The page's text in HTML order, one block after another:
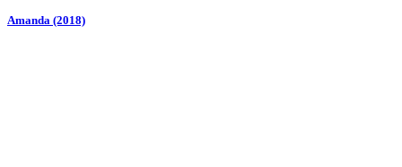
Amanda (2018)